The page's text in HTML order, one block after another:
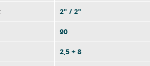
2" / 2"
90
2,5 + 8